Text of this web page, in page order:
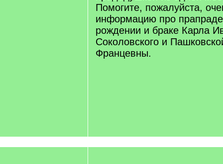
Помогите, пожалуйста,
информацию про
рождении и браке Карла
Соколовского и
Францевны.